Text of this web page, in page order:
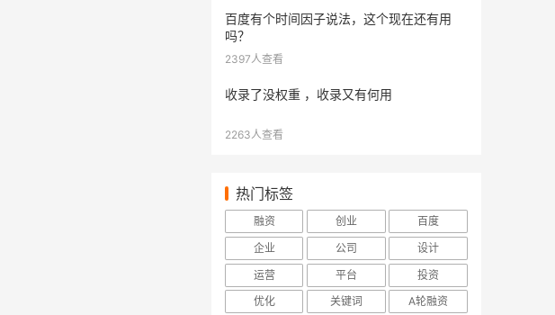
百度有个时间因子说法，这个现在还有用
吗？
2397人查看
收录了没权重 ，收录又有何用
2263人查看
热门标签
融资 创业
百度
企业
公司
设计
运营
平台
投资
优化
关键词 A轮融资